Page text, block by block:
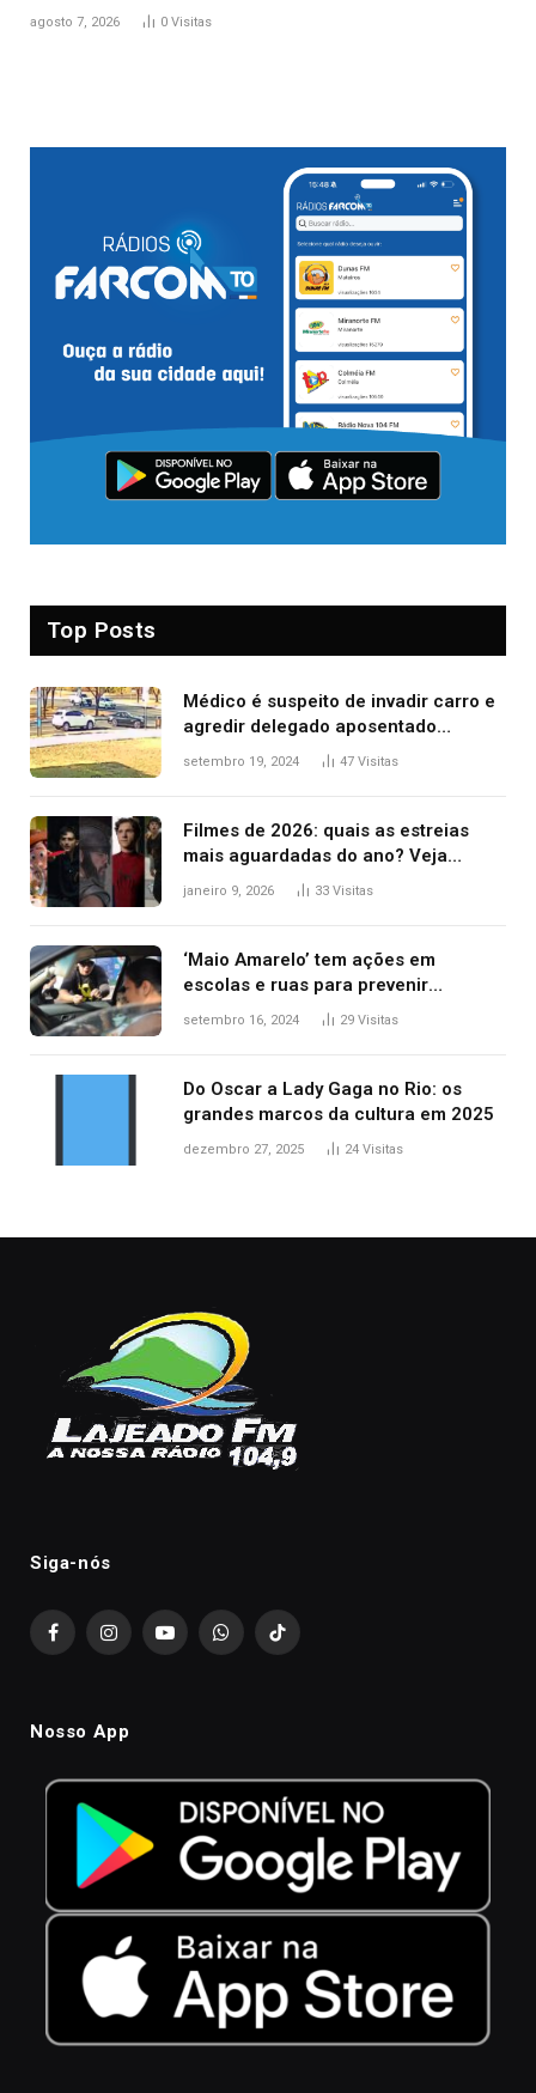
agosto 7, 2026 0 Visitas
Top Posts
Médico é suspeito de invadir carro e
agredir delegado aposentado
durante confusão no trânsito
setembro 19, 2024 47 Visitas
Filmes de 2026: quais as estreias
mais aguardadas do ano? Veja
principais lançamentos do cinema
janeiro 9, 2026 33 Visitas
‘Maio Amarelo’ tem ações em
escolas e ruas para prevenir
acidentes no trânsito no AP
setembro 16, 2024 29 Visitas
Do Oscar a Lady Gaga no Rio: os
grandes marcos da cultura em 2025
dezembro 27, 2025 24 Visitas
Siga-nós
FacebookInstagramYouTubeWhatsAppTikTok
Nosso App